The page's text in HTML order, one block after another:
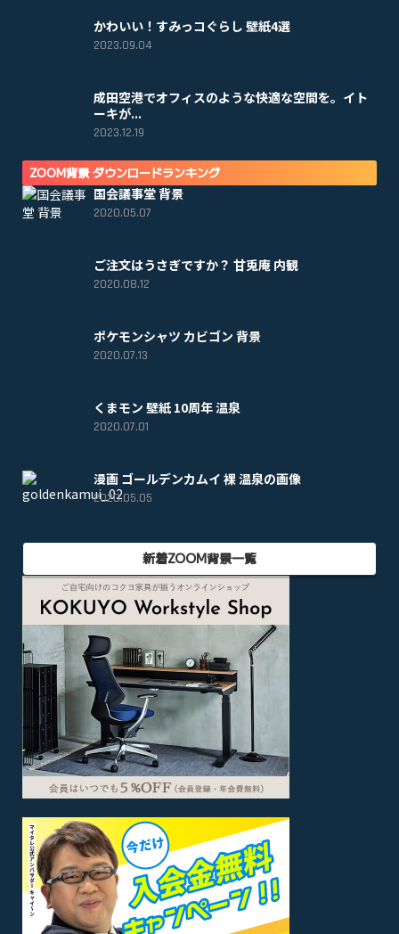
かわいい！すみっコぐらし 壁紙4選
2023.09.04
成田空港でオフィスのような快適な空間を。イト
ーキが...
2023.12.19
ZOOM背景 ダウンロードランキング
国会議事堂 背景
2020.05.07
ご注文はうさぎですか？ 甘兎庵 内観
2020.08.12
ポケモンシャツ カビゴン 背景
2020.07.13
くまモン 壁紙 10周年 温泉
2020.07.01
漫画 ゴールデンカムイ 裸 温泉の画像
2020.05.05
新着ZOOM背景一覧